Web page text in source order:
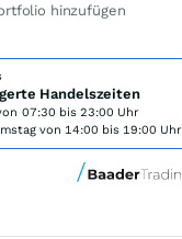
hinzufügen
Handelszeiten
07:30 bis 23:00 Uhr
von 14:00 bis 19:00 Uhr